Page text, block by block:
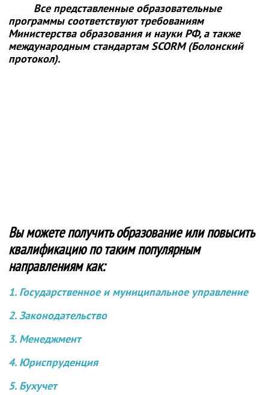
Все представленные образовательные
программы соответствуют требованиям
Министерства образования и науки РФ, а также
международным стандартам SCORM (Болонский
протокол).
Вы можете получить образование или повысить
квалификацию по таким популярным
направлениям как:
1. Государственное и муниципальное управление
2. Законодательство
3. Менеджмент
4. Юриспруденция
5. Бухучет